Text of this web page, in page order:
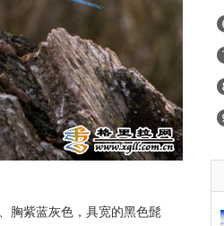
胸紫蓝灰色，具宽的黑色髭